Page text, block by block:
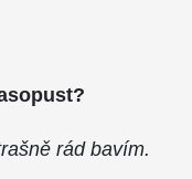
rád bavím.